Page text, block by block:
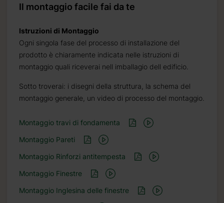
Il montaggio facile fai da te
Istruzioni di Montaggio
Ogni singola fase del processo di installazione del
prodotto è chiaramente indicata nelle istruzioni di
montaggio quali riceverai nell imballagio dell edificio.
Sotto troverai: i disegni della struttura, la schema del
montaggio generale, un video di processo del montaggio.
Montaggio travi di fondamenta
Montaggio Pareti
Montaggio Rinforzi antitempesta
Montaggio Finestre
Montaggio Inglesina delle finestre